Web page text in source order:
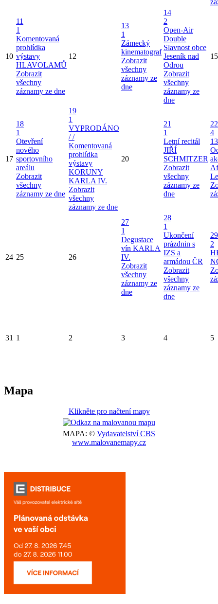
10
11
1
Komentovaná
prohlídka
výstavy
HLAVOLAMŮ
Zobrazit
všechny
záznamy ze dne
12
13
1
Zámecký
kinematograf
Zobrazit
všechny
záznamy ze
dne
14
2
Open-Air
Double
Slavnost obce
Jeseník nad
Odrou
Zobrazit
všechny
záznamy ze
dne
15
17
18
1
Otevření
nového
sportovního
areálu
Zobrazit
všechny
záznamy ze dne
19
1
VYPRODÁNO
/ /
Komentovaná
prohlídka
výstavy
KORUNY
KARLA IV.
Zobrazit
všechny
záznamy ze dne
20
21
1
Letní recitál
JIŘÍ
SCHMITZER
Zobrazit
všechny
záznamy ze
dne
22
4
24 25 26
27
1
Degustace
vín KARLA
IV.
Zobrazit
všechny
záznamy ze
dne
28
1
Ukončení
prázdnin s
IZS a
armádou ČR
Zobrazit
všechny
záznamy ze
dne
29
2
31 1 2 3 4 5
Mapa
Klikněte pro načtení mapy
MAPA: © Vydavatelství CBS
www.malovanemapy.cz